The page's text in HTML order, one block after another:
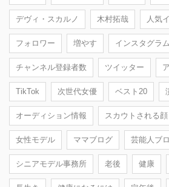
デヴィ・スカルノ 木村拓哉 人気
フォロワー 増やす インスタグラム
チャンネル登録者数 ツイッター
TikTok 次世代女優 ベスト20
オーディション情報 スカウトされる顔
女性モデル ママブログ 芸能人ブ
シニアモデル事務所 老後 健康